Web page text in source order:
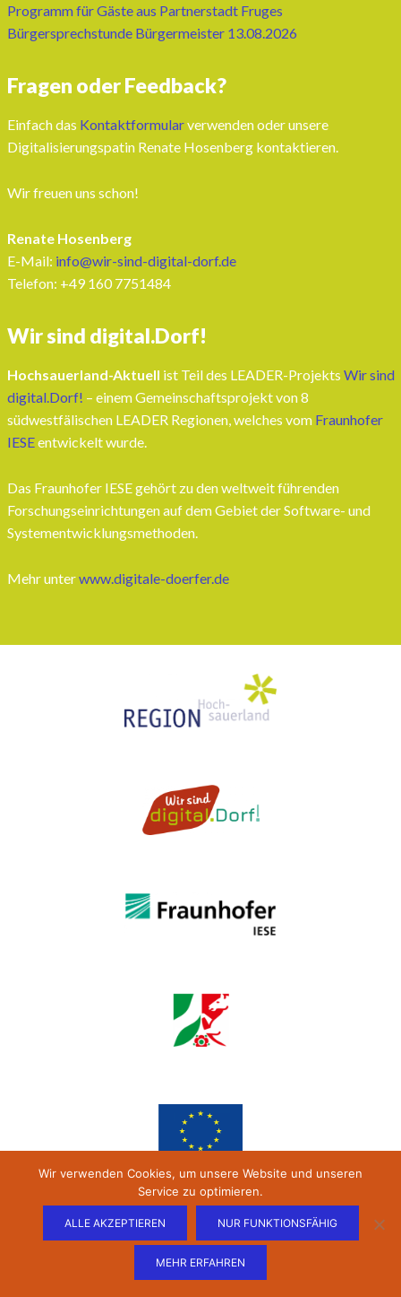
Programm für Gäste aus Partnerstadt Fruges
Bürgersprechstunde Bürgermeister 13.08.2026
Fragen oder Feedback?
Einfach das Kontaktformularverwenden oder unsere
Digitalisierungspatin Renate Hosenberg kontaktieren.
Wir freuen uns schon!
Renate Hosenberg
E-Mail: info@wir-sind-digital-dorf.de
Telefon: ‭+49 160 7751484‬
Wir sind digital.Dorf!
Hochsauerland-Aktuell ist Teil des LEADER-Projekts Wir sind
digital.Dorf! – einem Gemeinschaftsprojekt von 8
südwestfälischen LEADER Regionen, welches vom Fraunhofer
IESEentwickelt wurde.
Das Fraunhofer IESE gehört zu den weltweit führenden
Forschungseinrichtungen auf dem Gebiet der Software- und
Systementwicklungsmethoden.
Mehr unterwww.digitale-doerfer.de
Wir verwenden Cookies, um unsere Website und unseren
Service zu optimieren.
ALLE AKZEPTIEREN NUR FUNKTIONSFÄHIG
MEHR ERFAHREN